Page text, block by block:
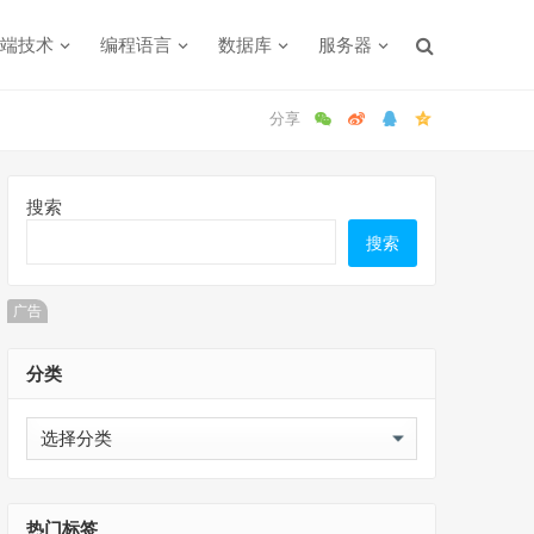
技术 编程语言 数据库 服务器
搜索
搜索
广告
分类
分
类
热门标签